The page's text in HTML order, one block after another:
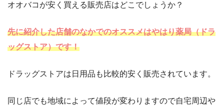
オオバコが安く買える販売店はどこでしょうか？
先に紹介した店舗のなかでのオススメはやはり薬局（ドラ
ッグストア）です！
ドラッグストアは日用品も比較的安く販売されています。
同じ店でも地域によって値段が変わりますので自宅周辺や